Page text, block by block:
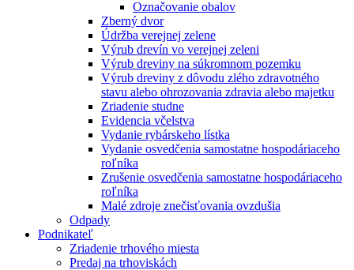
Označovanie obalov
Zberný dvor
Údržba verejnej zelene
Výrub drevín vo verejnej zeleni
Výrub dreviny na súkromnom pozemku
Výrub dreviny z dôvodu zlého zdravotného
stavu alebo ohrozovania zdravia alebo majetku
Zriadenie studne
Evidencia včelstva
Vydanie rybárskeho lístka
Vydanie osvedčenia samostatne hospodáriaceho
roľníka
Zrušenie osvedčenia samostatne hospodáriaceho
roľníka
Malé zdroje znečisťovania ovzdušia
Odpady
Podnikateľ
Zriadenie trhového miesta
Predaj na trhoviskách